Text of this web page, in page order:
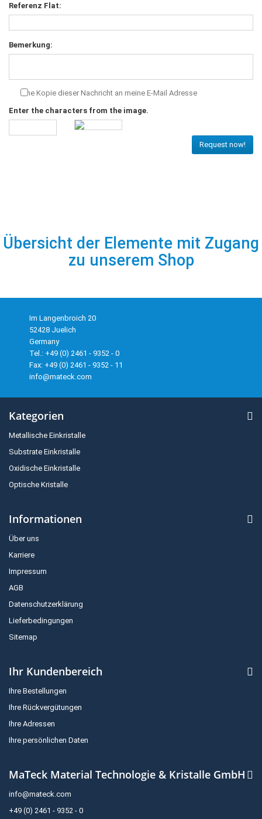
Referenz Flat:
Bemerkung:
Eine Kopie dieser Nachricht an meine E-Mail Adresse
Enter the characters from the image.
Request now!
Übersicht der Elemente mit Zugang
zu unserem Shop
Im Langenbroich 20
52428 Juelich
Germany
Tel.: +49 (0) 2461 - 9352 - 0
Fax: +49 (0) 2461 - 9352 - 11
info@mateck.com
Kategorien
Metallische Einkristalle
Substrate Einkristalle
Oxidische Einkristalle
Optische Kristalle
Informationen
Über uns
Karriere
Impressum
AGB
Datenschutzerklärung
Lieferbedingungen
Sitemap
Ihr Kundenbereich
Ihre Bestellungen
Ihre Rückvergütungen
Ihre Adressen
Ihre persönlichen Daten
MaTeck Material Technologie & Kristalle GmbH
info@mateck.com
+49 (0) 2461 - 9352 - 0